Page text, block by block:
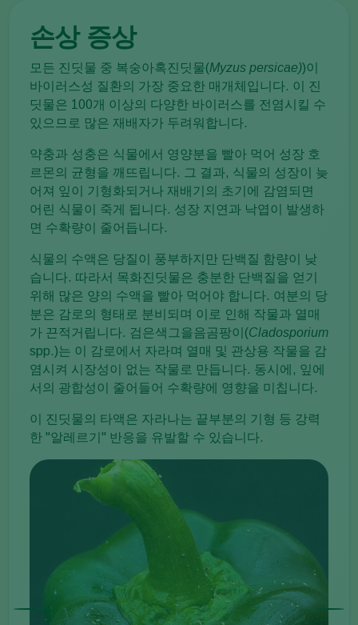
손상 증상
모든 진딧물 중 복숭아혹진딧물(Myzus persicae))이
바이러스성 질환의 가장 중요한 매개체입니다. 이 진
딧물은 100개 이상의 다양한 바이러스를 전염시킬 수
있으므로 많은 재배자가 두려워합니다.
약충과 성충은 식물에서 영양분을 빨아 먹어 성장 호
르몬의 균형을 깨뜨립니다. 그 결과, 식물의 성장이 늦
어져 잎이 기형화되거나 재배기의 초기에 감염되면
어린 식물이 죽게 됩니다. 성장 지연과 낙엽이 발생하
면 수확량이 줄어듭니다.
식물의 수액은 당질이 풍부하지만 단백질 함량이 낮
습니다. 따라서 목화진딧물은 충분한 단백질을 얻기
위해 많은 양의 수액을 빨아 먹어야 합니다. 여분의 당
분은 감로의 형태로 분비되며 이로 인해 작물과 열매
가 끈적거립니다. 검은색그을음곰팡이(Cladosporium
spp.)는 이 감로에서 자라며 열매 및 관상용 작물을 감
염시켜 시장성이 없는 작물로 만듭니다. 동시에, 잎에
서의 광합성이 줄어들어 수확량에 영향을 미칩니다.
이 진딧물의 타액은 자라나는 끝부분의 기형 등 강력
한 "알레르기" 반응을 유발할 수 있습니다.